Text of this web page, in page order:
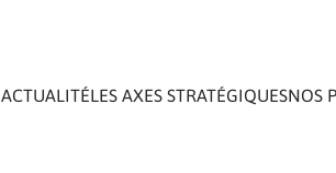
LES AXES STRATÉGIQUESNOS